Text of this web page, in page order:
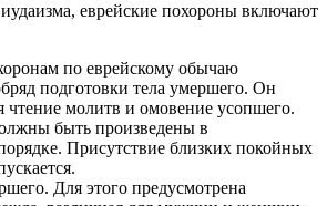
еврейские похороны включают
по еврейскому обычаю
подготовки тела умершего. Он
чтение молитв и омовение усопшего.
быть произведены в
Присутствие близких покойных
Для этого предусмотрена